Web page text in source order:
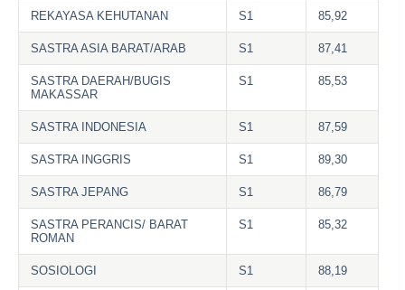
REKAYASA KEHUTANAN S1 85,92
SASTRA ASIA BARAT/ARAB S1 87,41
SASTRA DAERAH/BUGIS
MAKASSAR
S1 85,53
SASTRA INDONESIA S1 87,59
SASTRA INGGRIS S1 89,30
SASTRA JEPANG S1 86,79
SASTRA PERANCIS/ BARAT
ROMAN
S1 85,32
SOSIOLOGI S1 88,19